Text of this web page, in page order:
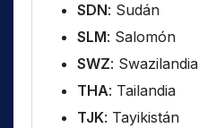
SDN: Sudán
SLM: Salomón
SWZ: Swazilandia
THA: Tailandia
TJK: Tayikistán